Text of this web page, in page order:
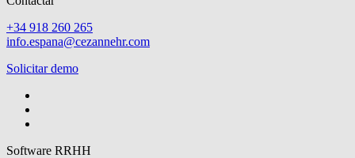
+34 918 260 265
info.espana@cezannehr.com
Solicitar demo
Software RRHH